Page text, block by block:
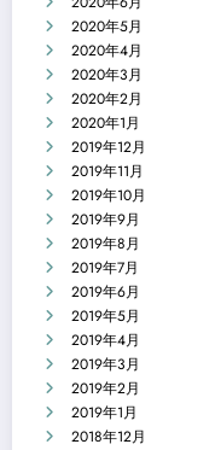
2020年5月
2020年4月
2020年3月
2020年2月
2020年1月
2019年12月
2019年11月
2019年10月
2019年9月
2019年8月
2019年7月
2019年6月
2019年5月
2019年4月
2019年3月
2019年2月
2019年1月
2018年12月